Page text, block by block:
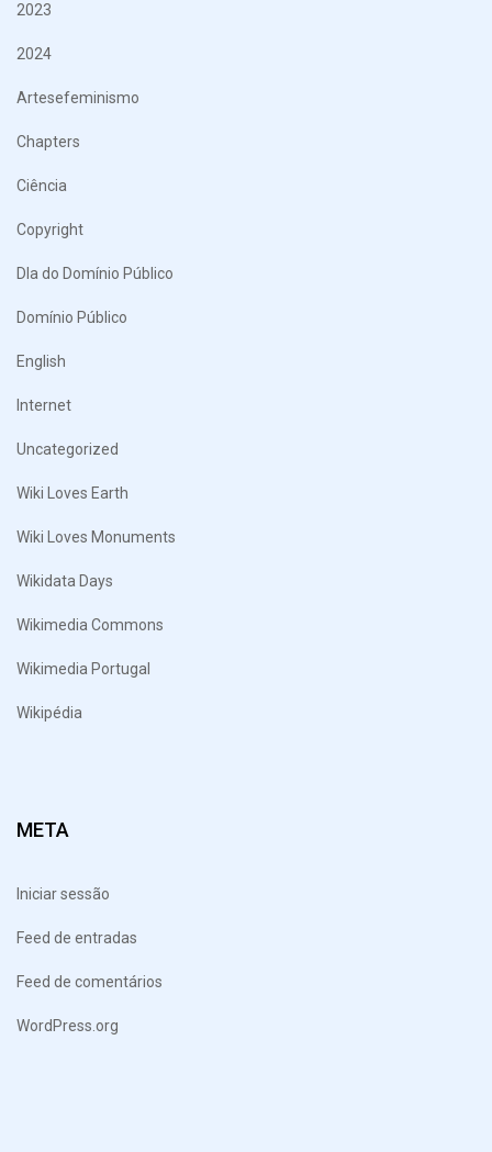
2023
2024
Artesefeminismo
Chapters
Ciência
Copyright
DIa do Domínio Público
Domínio Público
English
Internet
Uncategorized
Wiki Loves Earth
Wiki Loves Monuments
Wikidata Days
Wikimedia Commons
Wikimedia Portugal
Wikipédia
META
Iniciar sessão
Feed de entradas
Feed de comentários
WordPress.org